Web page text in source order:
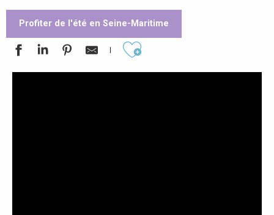
Profiter de l'été en Seine-Maritime
Ajouter aux favoris